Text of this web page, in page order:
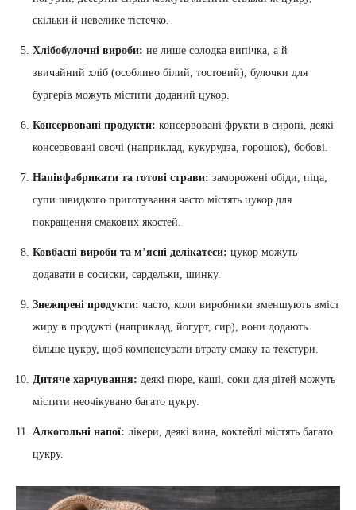
скільки й невелике тістечко.
Хлібобулочні вироби: не лише солодка випічка, а й
звичайний хліб (особливо білий, тостовий), булочки для
бургерів можуть містити доданий цукор.
Консервовані продукти: консервовані фрукти в сиропі, деякі
консервовані овочі (наприклад, кукурудза, горошок), бобові.
Напівфабрикати та готові страви: заморожені обіди, піца,
супи швидкого приготування часто містять цукор для
покращення смакових якостей.
Ковбасні вироби та м’ясні делікатеси: цукор можуть
додавати в сосиски, сардельки, шинку.
Знежирені продукти: часто, коли виробники зменшують вміст
жиру в продукті (наприклад, йогурт, сир), вони додають
більше цукру, щоб компенсувати втрату смаку та текстури.
Дитяче харчування: деякі пюре, каші, соки для дітей можуть
містити неочікувано багато цукру.
Алкогольні напої: лікери, деякі вина, коктейлі містять багато
цукру.